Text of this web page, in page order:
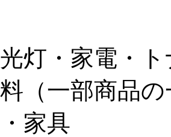
灯・家電・
（一部商品の
家具